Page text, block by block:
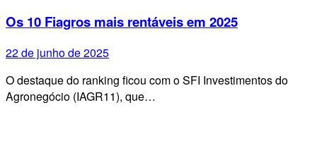
Os 10 Fiagros mais rentáveis em 2025
22 de junho de 2025
O destaque do ranking ficou com o SFI Investimentos do
Agronegócio (IAGR11), que…